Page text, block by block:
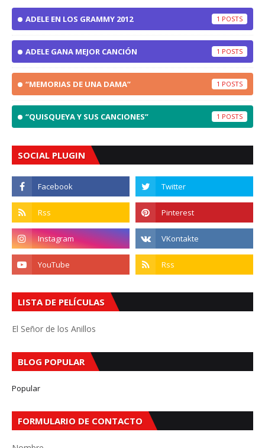
ADELE EN LOS GRAMMY 2012 1
ADELE GANA MEJOR CANCIÓN 1
“MEMORIAS DE UNA DAMA” 1
“QUISQUEYA Y SUS CANCIONES” 1
SOCIAL PLUGIN
LISTA DE PELÍCULAS
El Señor de los Anillos
BLOG POPULAR
Popular
FORMULARIO DE CONTACTO